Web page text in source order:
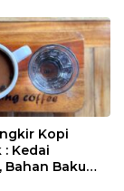
Kopi
Kedai
Bahan Baku